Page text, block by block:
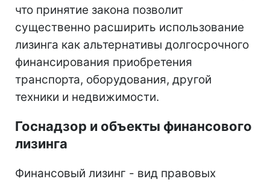
что принятие закона позволит
существенно расширить использование
лизинга как альтернативы долгосрочного
финансирования приобретения
транспорта, оборудования, другой
техники и недвижимости.
Госнадзор и объекты финансового
лизинга
Финансовый лизинг - вид правовых